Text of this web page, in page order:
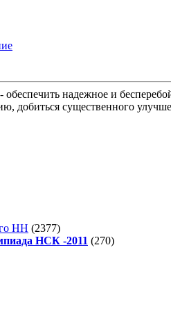
обеспечить надежное и
добиться существенного
НН (2377)
НСК -2011 (270)